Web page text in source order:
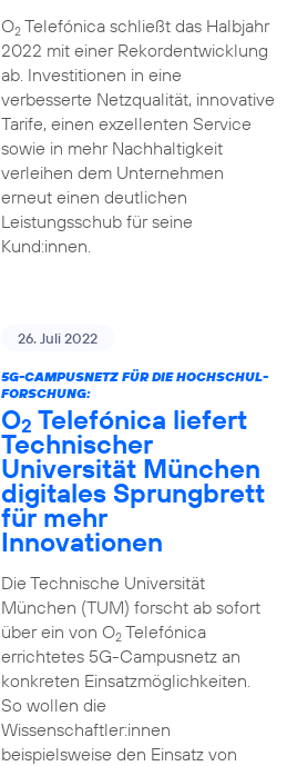
O2Telefónica schließt das Halbjahr
2022 mit einer Rekordentwicklung
ab. Investitionen in eine
verbesserte Netzqualität, innovative
Tarife, einen exzellenten Service
sowie in mehr Nachhaltigkeit
verleihen dem Unternehmen
erneut einen deutlichen
Leistungsschub für seine
Kund:innen.
26. Juli 2022
5G-CAMPUSNETZ FÜR DIE HOCHSCHUL-
FORSCHUNG:
O2 Telefónica liefert
Technischer
Universität München
digitales Sprungbrett
für mehr
Innovationen
Die Technische Universität
München (TUM) forscht ab sofort
über ein von O2Telefónica
errichtetes 5G-Campusnetz an
konkreten Einsatzmöglichkeiten.
So wollen die
Wissenschaftler:innen
beispielsweise den Einsatz von